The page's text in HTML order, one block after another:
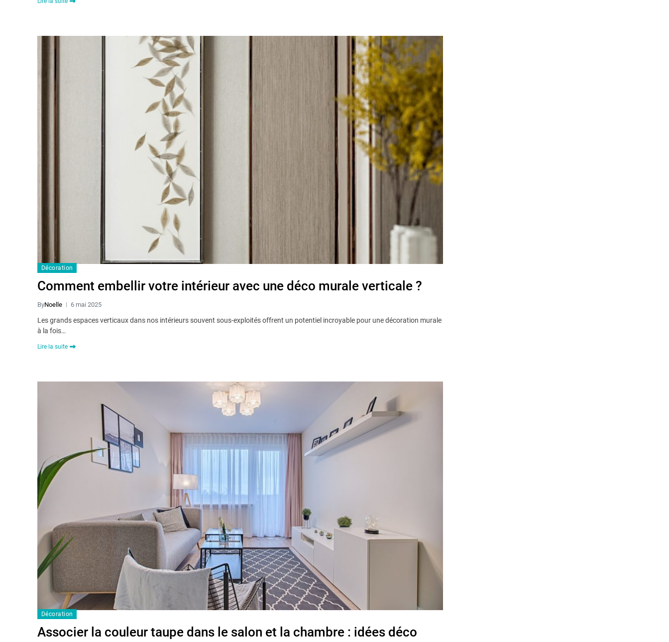
Décoration
Comment embellir votre intérieur avec une déco murale verticale ?
ByNoelle 6 mai 2025
Les grands espaces verticaux dans nos intérieurs souvent sous-exploités offrent un potentiel incroyable pour une décoration murale
à la fois…
Lire la suite
Décoration
Associer la couleur taupe dans le salon et la chambre : idées déco